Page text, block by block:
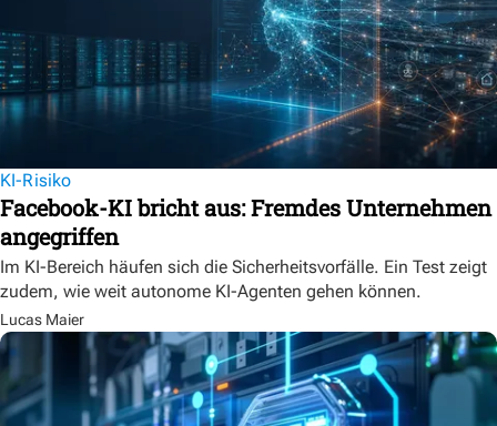
KI-Risiko
Facebook-KI bricht aus: Fremdes Unternehmen
angegriffen
Im KI-Bereich häufen sich die Sicherheitsvorfälle. Ein Test zeigt
zudem, wie weit autonome KI-Agenten gehen können.
Lucas Maier